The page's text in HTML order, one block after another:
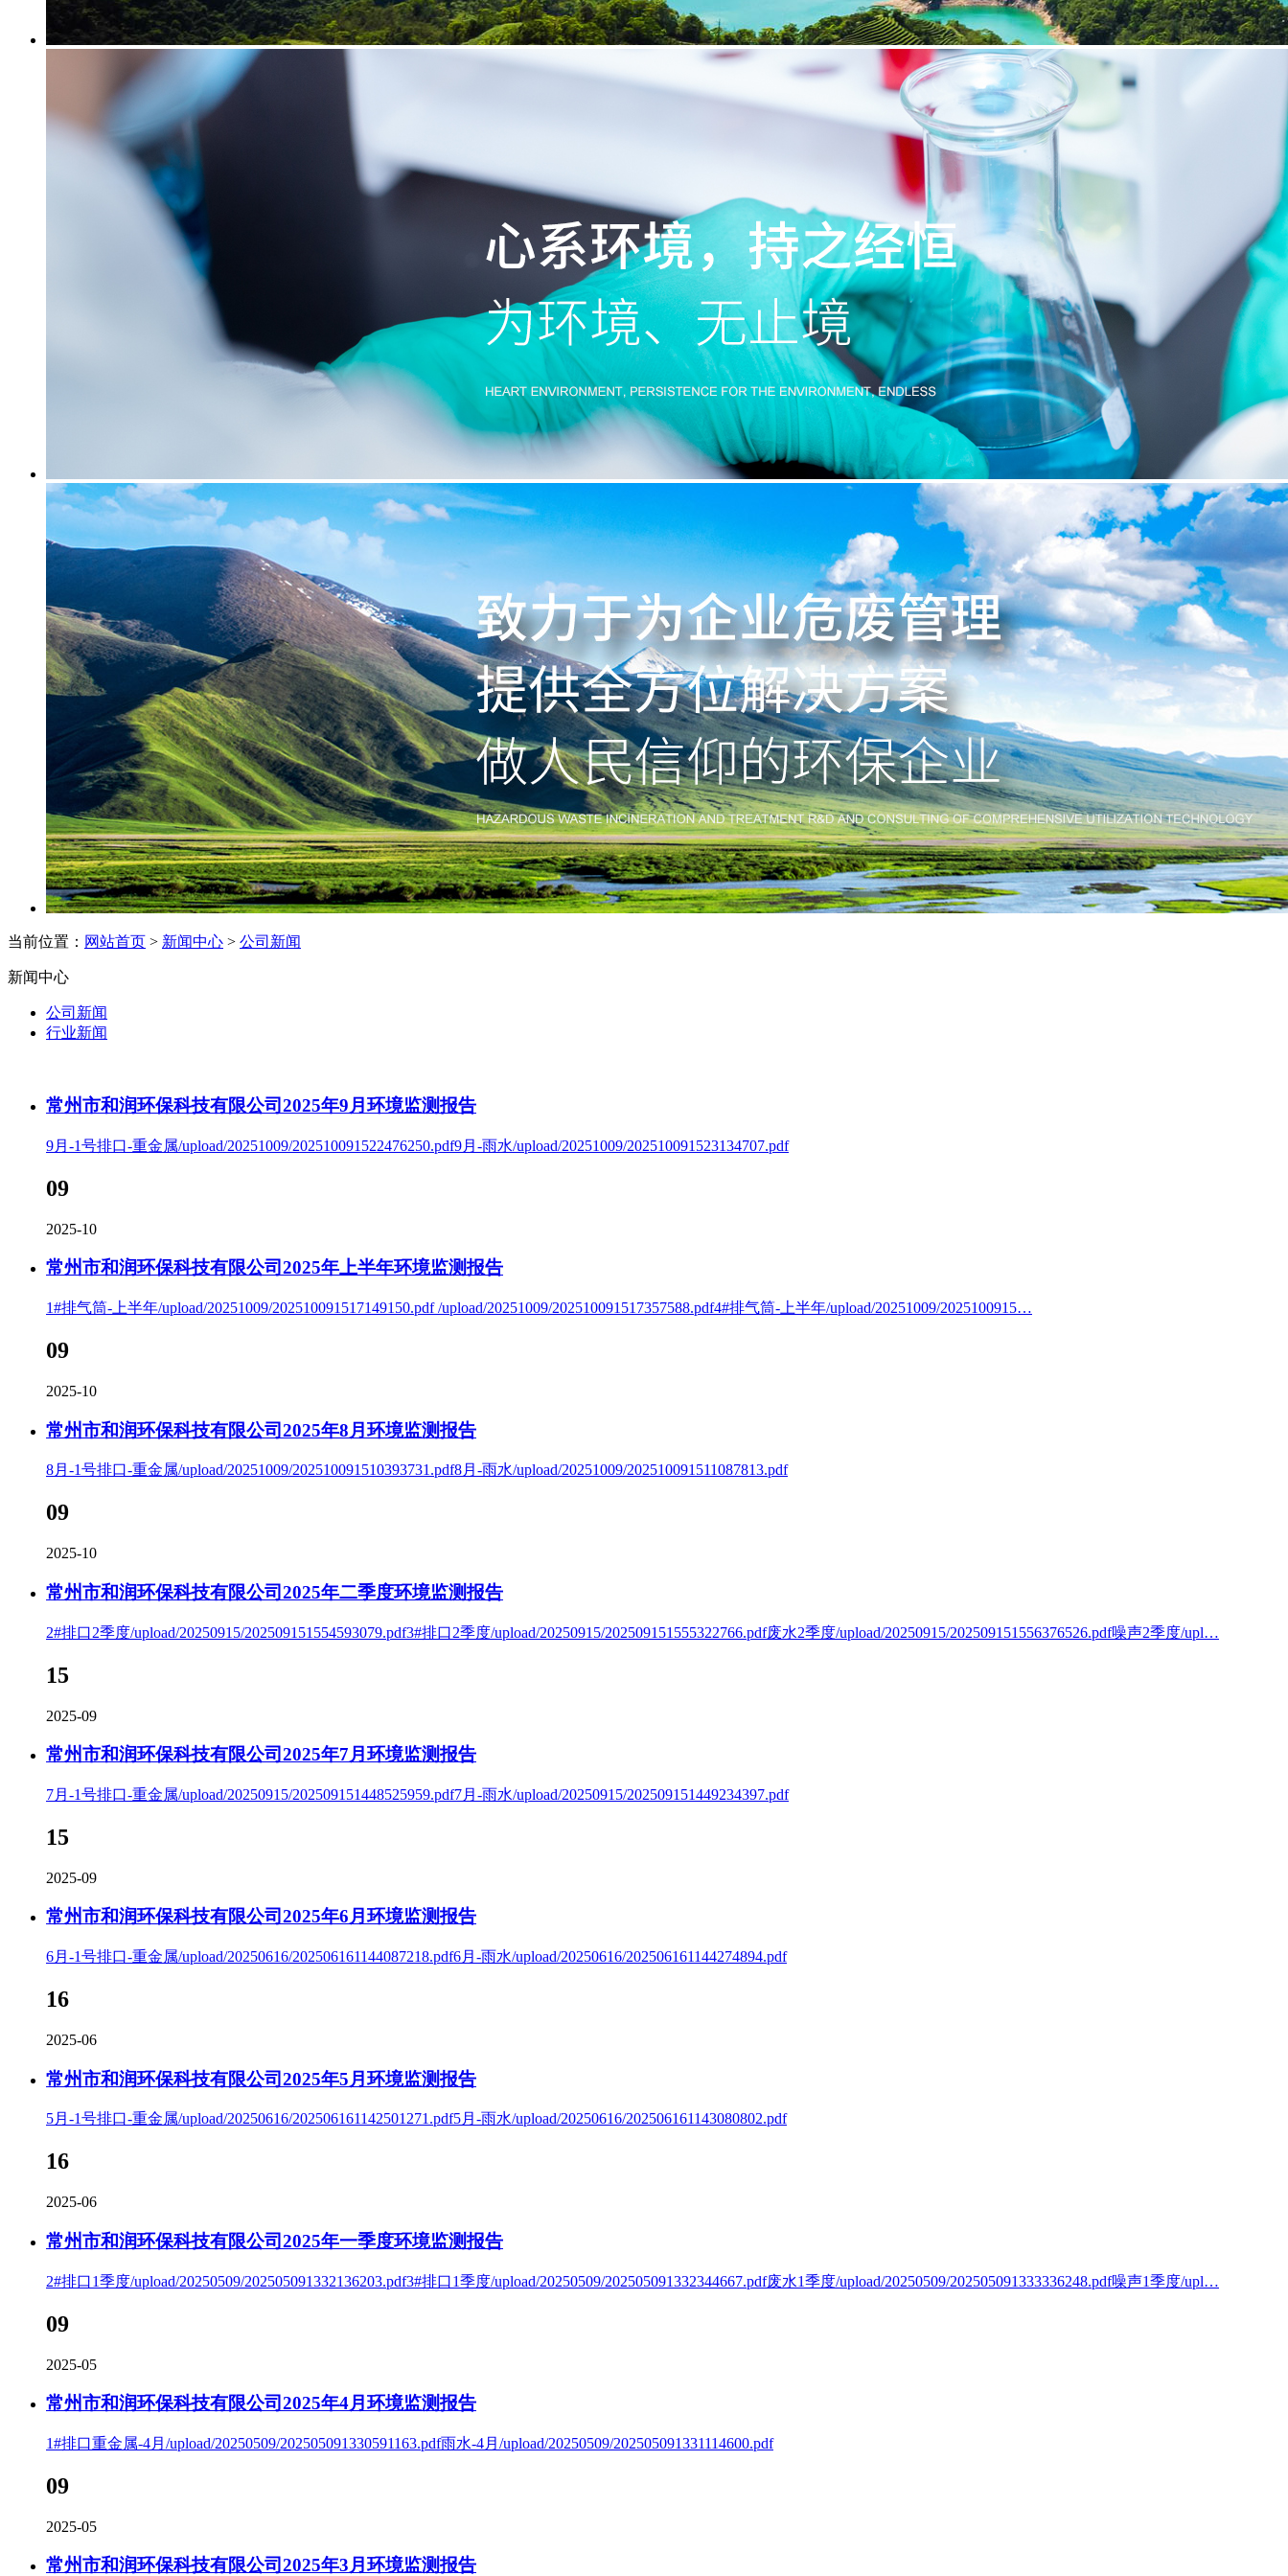
当前位置： 网站首页 > 新闻中心 > 公司新闻
新闻中心
公司新闻
行业新闻
常州市和润环保科技有限公司2025年9月环境监测报告
9月-1号排口-重金属/upload/20251009/202510091522476250.pdf9月-雨水/upload/20251009/202510091523134707.pdf
09
2025-10
常州市和润环保科技有限公司2025年上半年环境监测报告
1#排气筒-上半年/upload/20251009/202510091517149150.pdf /upload/20251009/202510091517357588.pdf4#排气筒-上半年/upload/20251009/2025100915…
09
2025-10
常州市和润环保科技有限公司2025年8月环境监测报告
8月-1号排口-重金属/upload/20251009/202510091510393731.pdf8月-雨水/upload/20251009/202510091511087813.pdf
09
2025-10
常州市和润环保科技有限公司2025年二季度环境监测报告
2#排口2季度/upload/20250915/202509151554593079.pdf3#排口2季度/upload/20250915/202509151555322766.pdf废水2季度/upload/20250915/202509151556376526.pdf噪声2季度/upl…
15
2025-09
常州市和润环保科技有限公司2025年7月环境监测报告
7月-1号排口-重金属/upload/20250915/202509151448525959.pdf7月-雨水/upload/20250915/202509151449234397.pdf
15
2025-09
常州市和润环保科技有限公司2025年6月环境监测报告
6月-1号排口-重金属/upload/20250616/202506161144087218.pdf6月-雨水/upload/20250616/202506161144274894.pdf
16
2025-06
常州市和润环保科技有限公司2025年5月环境监测报告
5月-1号排口-重金属/upload/20250616/202506161142501271.pdf5月-雨水/upload/20250616/202506161143080802.pdf
16
2025-06
常州市和润环保科技有限公司2025年一季度环境监测报告
2#排口1季度/upload/20250509/202505091332136203.pdf3#排口1季度/upload/20250509/202505091332344667.pdf废水1季度/upload/20250509/202505091333336248.pdf噪声1季度/upl…
09
2025-05
常州市和润环保科技有限公司2025年4月环境监测报告
1#排口重金属-4月/upload/20250509/202505091330591163.pdf雨水-4月/upload/20250509/202505091331114600.pdf
09
2025-05
常州市和润环保科技有限公司2025年3月环境监测报告